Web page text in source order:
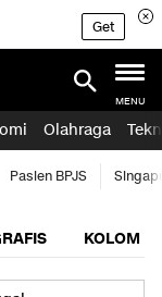
Get
MENU
Olahraga
Pasien BPJS
KOLOM